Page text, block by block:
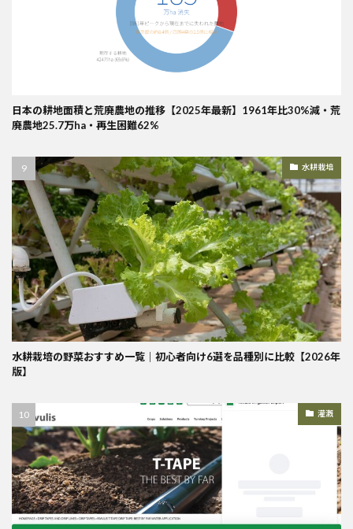
日本の耕地面積と荒廃農地の推移【2025年最新】1961年比30%減・荒
廃農地25.7万ha・再生困難62%
水耕栽培
水耕栽培の野菜おすすめ一覧｜初心者向け6選を品種別に比較【2026年
版】
灌漑